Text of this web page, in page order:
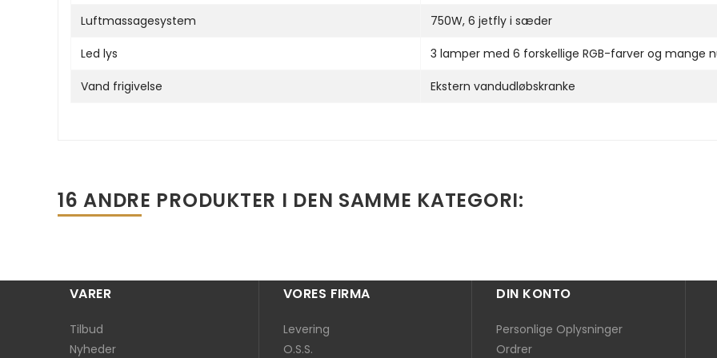
Luftmassagesystem 750W, 6 jetfly i sæder
Led lys 3 lamper med 6 forskellige RGB-farver og mange
Vand frigivelse Ekstern vandudløbskranke
16 ANDRE PRODUKTER I DEN SAMME KATEGORI:
VARER
Tilbud
Nyheder
VORES FIRMA
Levering
O.S.S.
DIN KONTO
Personlige Oplysninger
Ordrer